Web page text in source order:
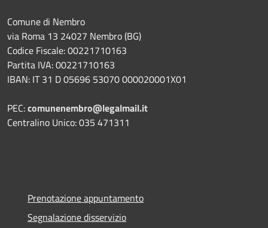
Comune di Nembro
via Roma 13 24027 Nembro (BG)
Codice Fiscale: 00221710163
Partita IVA: 00221710163
IBAN: IT 31 D 05696 53070 000020001X01
PEC:comunenembro@legalmail.it
Centralino Unico: 035 471311
Prenotazione appuntamento
Segnalazione disservizio